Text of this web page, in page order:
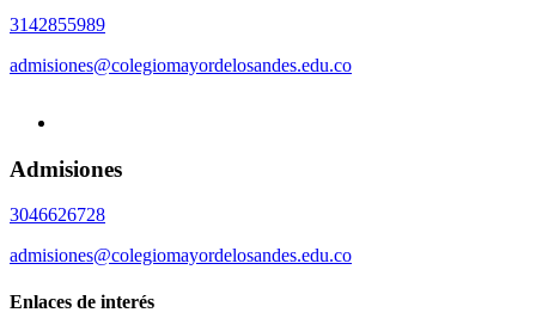
3142855989
admisiones@colegiomayordelosandes.edu.co
Admisiones
3046626728
admisiones@colegiomayordelosandes.edu.co
Enlaces de interés